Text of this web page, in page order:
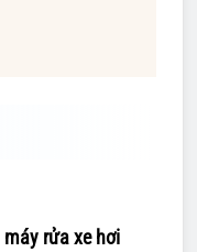
máy rửa xe hơi